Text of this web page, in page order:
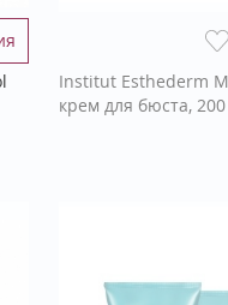
Institut Esthederm
крем для бюста,